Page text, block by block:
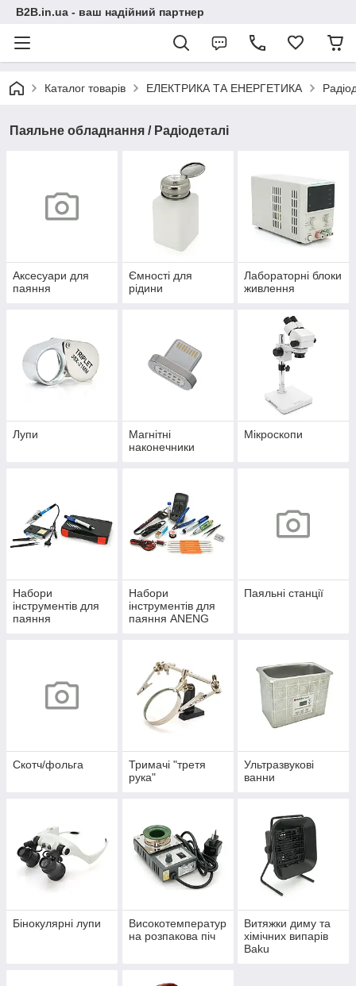
B2B.in.ua - ваш надійний партнер
Каталог товарів ЕЛЕКТРИКА ТА ЕНЕРГЕТИКА
Паяльне обладнання / Радіодеталі
Аксесуари для
паяння
Ємності для
рідини
Лабораторні блоки
живлення
Лупи
Магнітні
наконечники
Мікроскопи
Набори
інструментів для
паяння
Набори
інструментів для
паяння ANENG
Паяльні станції
Скотч/фольга
Тримачі "третя
рука"
Ультразвукові
ванни
Бінокулярні лупи
Високотемператур
на розпакова піч
Витяжки диму та
хімічних випарів
Baku